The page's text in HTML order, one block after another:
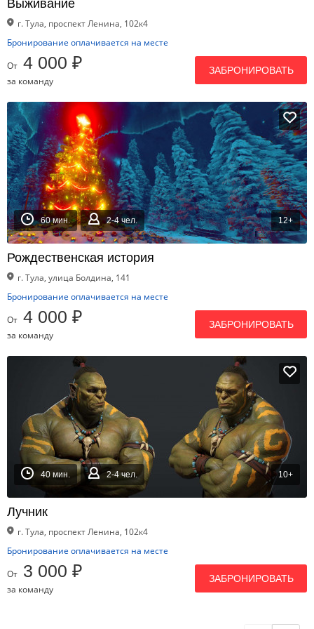
Выживание
г. Тула, проспект Ленина, 102к4
Бронирование оплачивается на месте
От 4 000 ₽
за команду
ЗАБРОНИРОВАТЬ
60 мин. 2-4 чел. 12+
Рождественская история
г. Тула, улица Болдина, 141
Бронирование оплачивается на месте
От 4 000 ₽
за команду
ЗАБРОНИРОВАТЬ
40 мин. 2-4 чел. 10+
Лучник
г. Тула, проспект Ленина, 102к4
Бронирование оплачивается на месте
От 3 000 ₽
за команду
ЗАБРОНИРОВАТЬ